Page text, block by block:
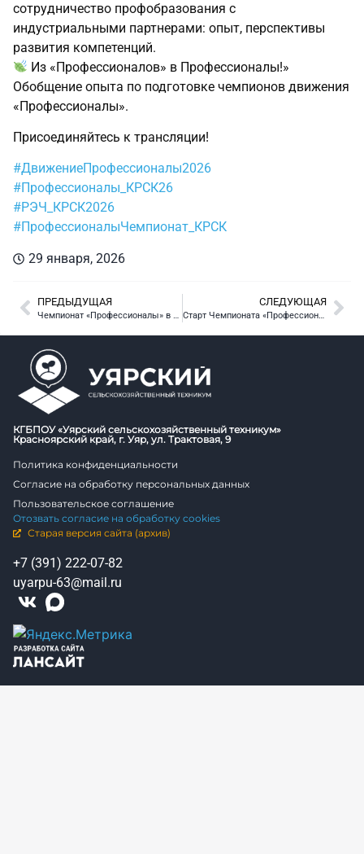
сотрудничество профобразования с
индустриальными партнерами: опыт, перспективы
развития компетенций.
Из «Профессионалов» в Профессионалы!»
Обобщение опыта по подготовке чемпионов движения
«Профессионалы».
Присоединяйтесь к трансляции!
#ДвижениеПрофессионалы2026
#Профессионалы_КРСК26
#РЭЧ_КРСК2026
#ПрофессионалыЧемпионат_КРСК
29 января, 2026
ПРЕДЫДУЩАЯ
Чемпионат «Профессионалы» в нашем Техникуме: День третий – Финальный рывок!
СЛЕДУЮЩАЯ
Старт Чемпионата «Профессионалы» по Юниорским Компетенциям
КГБПОУ «Уярский сельскохозяйственный техникум»
Красноярский край, г. Уяр, ул. Трактовая, 9
Политика конфиденциальности
Согласие на обработку персональных данных
Пользовательское соглашение
Отозвать согласие на обработку cookies
Старая версия сайта (архив)
+7 (391) 222-07-82
uyarpu-63@mail.ru